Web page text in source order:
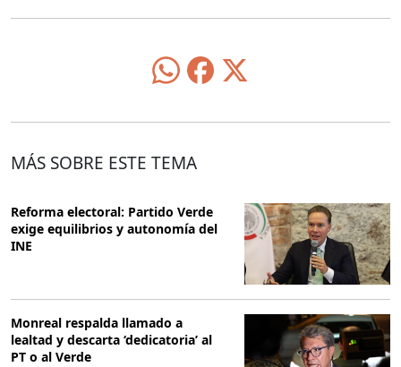
MÁS SOBRE ESTE TEMA
Reforma electoral: Partido Verde
exige equilibrios y autonomía del
INE
Monreal respalda llamado a
lealtad y descarta ‘dedicatoria’ al
PT o al Verde